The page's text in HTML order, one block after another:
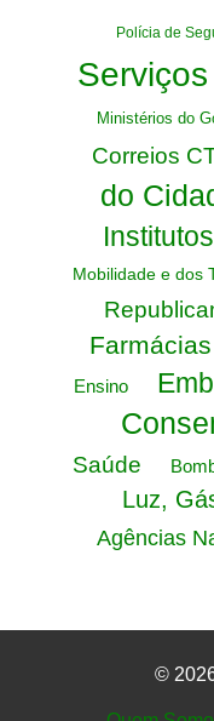
Polícia de
Ministérios do
Correios
do
Mobilidade e dos
Farmácias
Ensino
Saúde
Luz,
Agências
©